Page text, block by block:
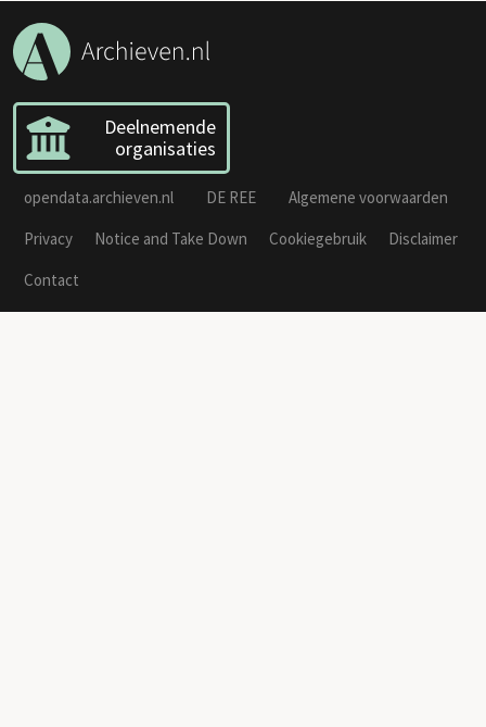
Deelnemende
organisaties
opendata.archieven.nl DE REE
Algemene voorwaarden
Privacy
Notice and Take Down Cookiegebruik
Disclaimer
Contact